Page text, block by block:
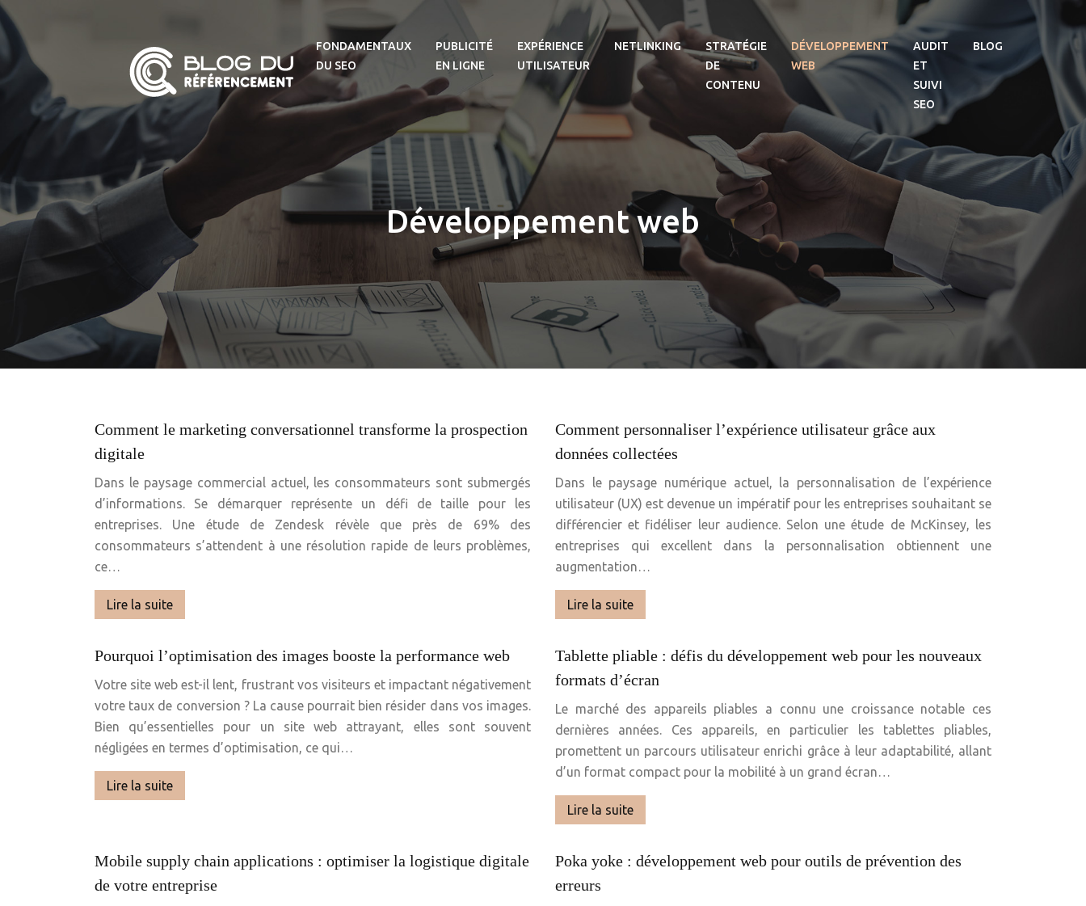
FONDAMENTAUX
DU SEO
PUBLICITÉ
EN LIGNE
EXPÉRIENCE
UTILISATEUR
NETLINKING
STRATÉGIE
DE
CONTENU
DÉVELOPPEMENT
WEB
AUDIT
ET
SUIVI
SEO
BLOG
Développement web
Comment le marketing conversationnel transforme la prospection
digitale
Dans le paysage commercial actuel, les consommateurs sont submergés
d’informations. Se démarquer représente un défi de taille pour les
entreprises. Une étude de Zendesk révèle que près de 69% des
consommateurs s’attendent à une résolution rapide de leurs problèmes,
ce…
Lire la suite
Comment personnaliser l’expérience utilisateur grâce aux
données collectées
Dans le paysage numérique actuel, la personnalisation de l’expérience
utilisateur (UX) est devenue un impératif pour les entreprises souhaitant se
différencier et fidéliser leur audience. Selon une étude de McKinsey, les
entreprises qui excellent dans la personnalisation obtiennent une
augmentation…
Lire la suite
Pourquoi l’optimisation des images booste la performance web
Votre site web est-il lent, frustrant vos visiteurs et impactant négativement
votre taux de conversion ? La cause pourrait bien résider dans vos images.
Bien qu’essentielles pour un site web attrayant, elles sont souvent
négligées en termes d’optimisation, ce qui…
Lire la suite
Tablette pliable : défis du développement web pour les nouveaux
formats d’écran
Le marché des appareils pliables a connu une croissance notable ces
dernières années. Ces appareils, en particulier les tablettes pliables,
promettent un parcours utilisateur enrichi grâce à leur adaptabilité, allant
d’un format compact pour la mobilité à un grand écran…
Lire la suite
Mobile supply chain applications : optimiser la logistique digitale
de votre entreprise
Poka yoke : développement web pour outils de prévention des
erreurs